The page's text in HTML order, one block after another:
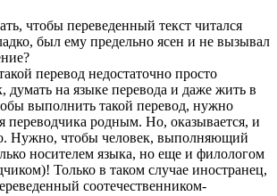
чтобы переведенный текст читался
был ему предельно ясен и не вызывал
перевод недостаточно просто
думать на языке перевода и даже жить в
выполнить такой перевод, нужно
переводчика родным. Но, оказывается, и
Нужно, чтобы человек, выполняющий
носителем языка, но еще и филологом
Только в таком случае иностранец,
соотечественником-